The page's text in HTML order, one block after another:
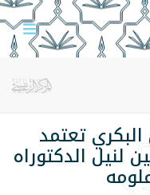
البكري تعتمد
لنيل الدكتوراه